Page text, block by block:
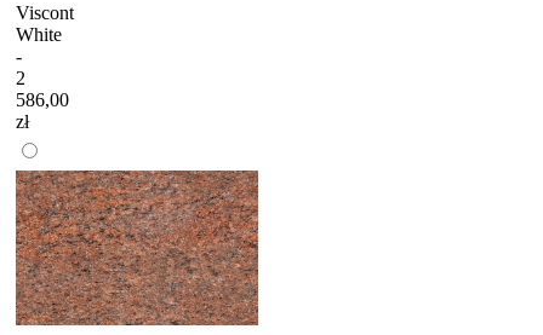
Viscont
White
-
2
586,00
zł